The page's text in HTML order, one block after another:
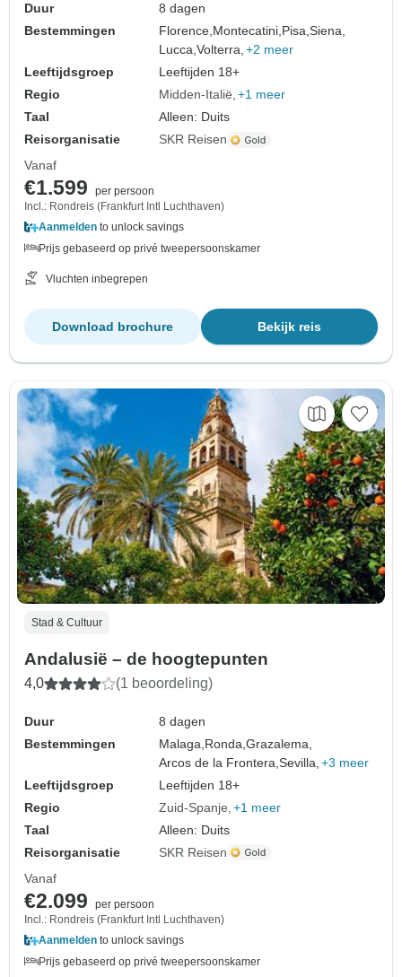
Duur
8 dagen
Bestemmingen
Florence,Montecatini,Pisa,Siena,
Lucca,Volterra, +2 meer
Leeftijdsgroep
Leeftijden 18+
Regio
Midden-Italië +1 meer
Taal
Alleen: Duits
Reisorganisatie
SKR Reisen
Vanaf
€1.599
per persoon
Incl.: Rondreis (Frankfurt Intl Luchthaven)
Aanmelden to unlock savings
Prijs gebaseerd op privé tweepersoonskamer
Vluchten inbegrepen
Bekijk reis
Download brochure
Stad & Cultuur
Andalusië – de hoogtepunten
4,0 (1 beoordeling)
Duur
8 dagen
Bestemmingen
Malaga, Ronda,Grazalema,
Arcos de la Frontera,Sevilla, +3 meer
Leeftijdsgroep
Leeftijden 18+
Regio
Zuid-Spanje +1 meer
Taal
Alleen: Duits
Reisorganisatie
SKR Reisen
Vanaf
€2.099
per persoon
Incl.: Rondreis (Frankfurt Intl Luchthaven)
Aanmelden to unlock savings
Prijs gebaseerd op privé tweepersoonskamer